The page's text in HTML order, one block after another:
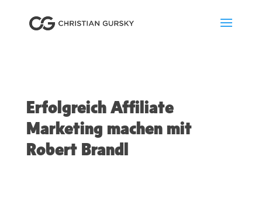
Erfolgreich Affiliate
Marketing machen mit
Robert Brandl